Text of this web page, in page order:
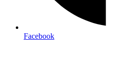
Facebook